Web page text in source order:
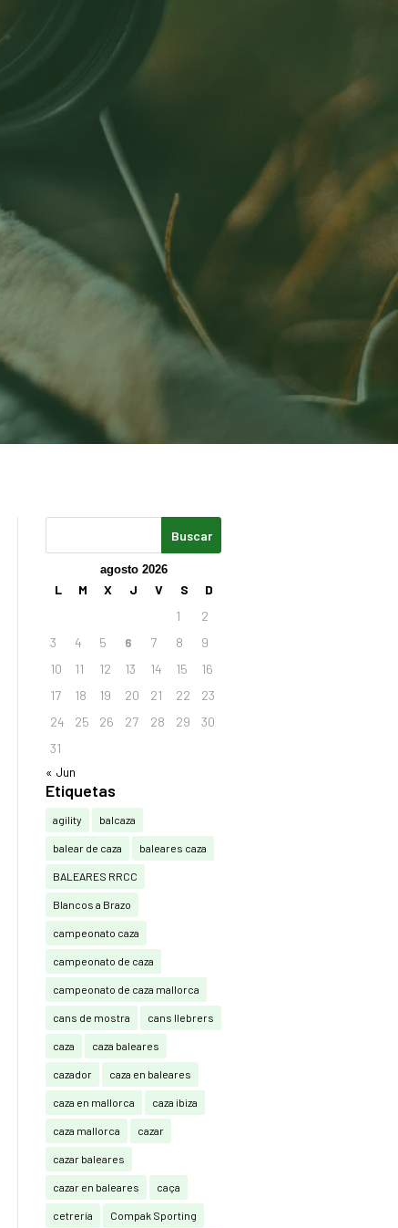
agosto 2026
L M X J V S
D
1
2
3
4 5 6 7 8
9
10
11 12 13 14 15
16
17
18 19 20 21 22
23
24
25 26 27 28 29
30
31
« Jun
Etiquetas
agility balcaza
balear de caza baleares caza
BALEARES RRCC
Blancos a Brazo
campeonato caza
campeonato de caza
campeonato de caza mallorca
cans de mostra cans llebrers
caza caza baleares
cazador caza en baleares
caza en mallorca caza ibiza
caza mallorca cazar
cazar baleares
cazar en baleares caça
cetrería Compak Sporting